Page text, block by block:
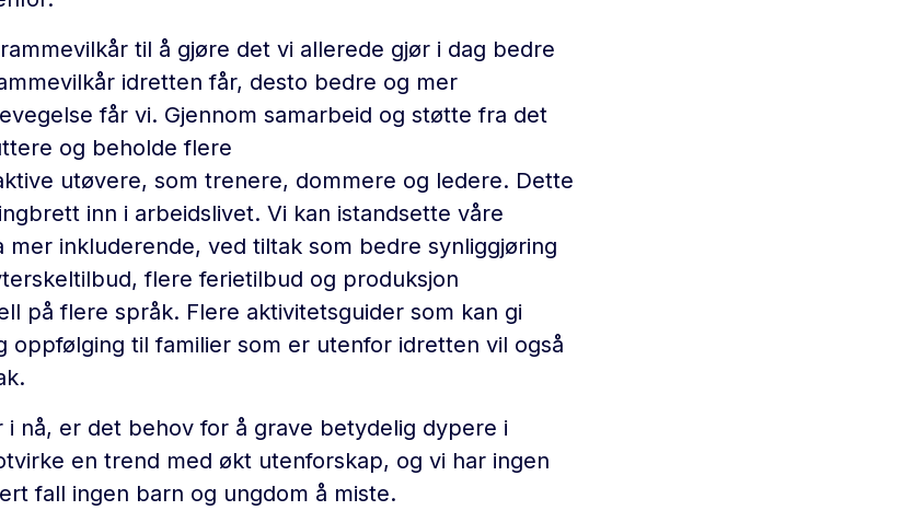
til å gjøre det vi allerede gjør i dag bedre
idretten får, desto bedre og mer
får vi. Gjennom samarbeid og støtte fra det
og beholde flere
utøvere, som trenere, dommere og ledere. Dette
inn i arbeidslivet. Vi kan istandsette våre
mer inkluderende, ved tiltak som bedre synliggjøring
flere ferietilbud og produksjon
på flere språk. Flere aktivitetsguider som kan gi
oppfølging til familier som er utenfor idretten vil også
i nå, er det behov for å grave betydelig dypere i
en trend med økt utenforskap, og vi har ingen
fall ingen barn og ungdom å miste.